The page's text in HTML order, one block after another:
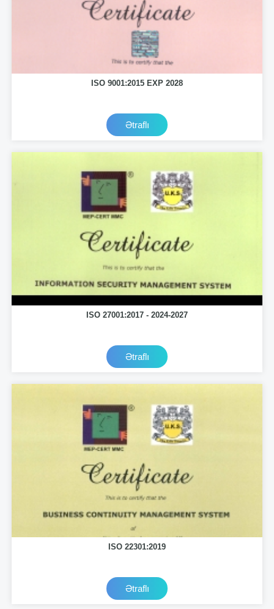
ISO 9001:2015 EXP 2028
Ətraflı
ISO 27001:2017 - 2024-2027
Ətraflı
ISO 22301:2019
Ətraflı